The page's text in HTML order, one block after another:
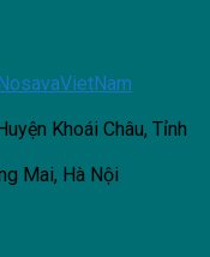
Khoái Châu, Tỉnh
Mai, Hà Nội